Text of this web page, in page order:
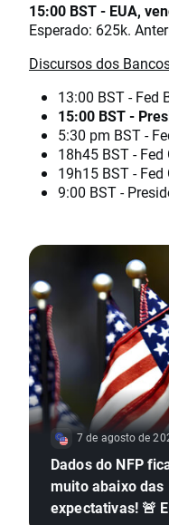
15:00 BST - EUA,
Esperado: 625k.
Discursos dos
13:00 BST - Fed
15:00 BST -
5:30 pm BST -
18h45 BST - Fed
19h15 BST - Fed
9:00 BST -
7 de agosto de
Dados do NFP
muito abaixo das
expectativas! 🚨